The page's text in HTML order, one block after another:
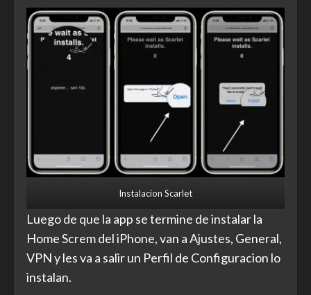
Instalacion Scarlet
Luego de que la app se termine de instalar la
Home Screm del iPhone, van a Ajustes, General,
VPN y les va a salir un Perfil de Configuracion lo
instalan.